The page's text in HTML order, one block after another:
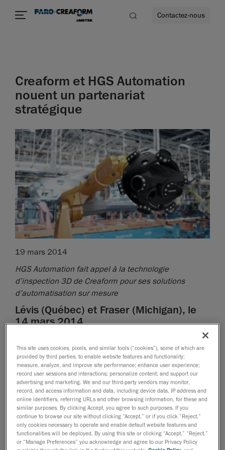
encore
Contactez-nous
Creaform et HGS Automation
nouent un partenariat
stratégique
19 mars 2014
HGS Automation fait appel à la technologie
d’inspection 3D de Creaform pour ses solutions
d’automatisation sur mesure
Lévis (Québec) et Fraser (Michigan), le
14 mars 2014.
portatifs et en services d’ingénierie 3D, et HGS
Automation, société qui se spécialise dans
l’intégration de solutions robotiques sur mesure et
dont la réputation en automatisation d’usines n’est
plus à faire, annoncent aujourd’hui qu’elles viennent
de conclure une alliance stratégique.
Grâce à cette entente, HGS Automation pourra vendre,
intégrer et mettre en service les
This site uses cookies, pixels, and similar tools (“cookies”), some of which are
provided by third parties, to enable website features and functionality;
measure, analyze, and improve site performance; enhance user experience;
record user sessions and interactions; personalize content; and support our
advertising and marketing. We and our third-party vendors may monitor,
record, and access information and data, including device data, IP address and
online identifiers, referring URLs and other browsing information, for these and
similar purposes. By clicking Accept, you agree to such purposes. If you
continue to browse our site without clicking “Accept,” or if you click “Reject,”
only cookies necessary to operate and enable default website features and
functionalities will be deployed. By using this site or clicking “Accept,” “Reject,”
or “Manage Preferences” you acknowledge and agree to our Privacy Policy